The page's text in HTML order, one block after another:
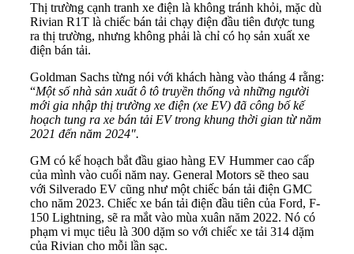
Thị trường cạnh tranh xe điện là không tránh khỏi, mặc dù
Rivian R1T là chiếc bán tải chạy điện đầu tiên được tung
ra thị trường, nhưng không phải là chỉ có họ sản xuất xe
điện bán tải.
Goldman Sachs từng nói với khách hàng vào tháng 4 rằng:
“Một số nhà sản xuất ô tô truyền thống và những người
mới gia nhập thị trường xe điện (xe EV) đã công bố kế
hoạch tung ra xe bán tải EV trong khung thời gian từ năm
2021 đến năm 2024".
GM có kế hoạch bắt đầu giao hàng EV Hummer cao cấp
của mình vào cuối năm nay. General Motors sẽ theo sau
với Silverado EV cũng như một chiếc bán tải điện GMC
cho năm 2023. Chiếc xe bán tải điện đầu tiên của Ford, F-
150 Lightning, sẽ ra mắt vào mùa xuân năm 2022. Nó có
phạm vi mục tiêu là 300 dặm so với chiếc xe tải 314 dặm
của Rivian cho mỗi lần sạc.